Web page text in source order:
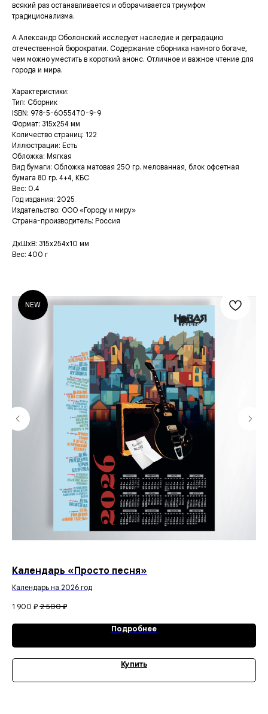
всякий раз останавливается и оборачивается триумфом
традиционализма.
А Александр Оболонский исследует наследие и деградацию
отечественной бюрократии. Содержание сборника намного богаче,
чем можно уместить в короткий анонс. Отличное и важное чтение для
города и мира.
Характеристики:
Тип: Сборник
ISBN: 978-5-6055470-9-9
Формат: 315х254 мм
Количество страниц: 122
Иллюстрации: Есть
Обложка: Мягкая
Вид бумаги: Обложка матовая 250 гр. мелованная, блок офсетная
бумага 80 гр. 4+4, КБС
Вес: 0.4
Год издания: 2025
Издательство: ООО «Городу и миру»
Страна-производитель: Россия
ДxШxВ: 315x254x10 мм
Вес: 400 г
NEW
Календарь «Просто песня»
Календарь на 2026 год
1 900 ₽ 2 500 ₽
Подробнее
Купить